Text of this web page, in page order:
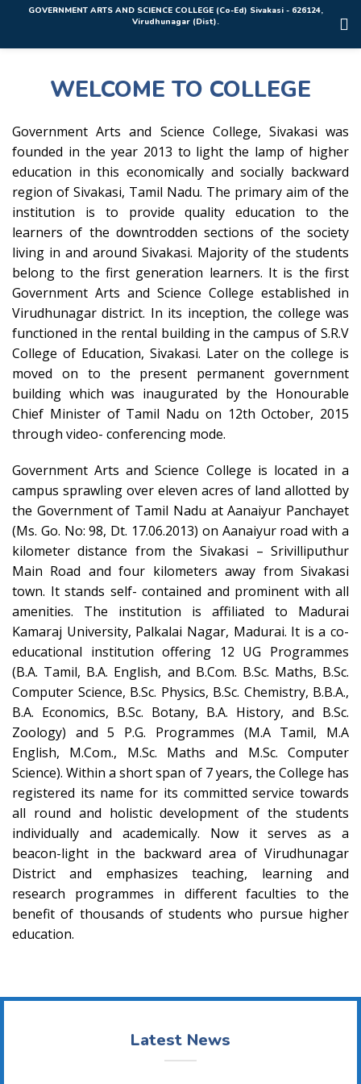
Rolex Replica Uhren Deutschland
GOVERNMENT ARTS AND SCIENCE COLLEGE (Co-Ed) Sivakasi - 626124,
Virudhunagar (Dist).
WELCOME TO COLLEGE
Government Arts and Science College, Sivakasi was
founded in the year 2013 to light the lamp of higher
education in this economically and socially backward
region of Sivakasi, Tamil Nadu. The primary aim of the
institution is to provide quality education to the
learners of the downtrodden sections of the society
living in and around Sivakasi. Majority of the students
belong to the first generation learners. It is the first
Government Arts and Science College established in
Virudhunagar district. In its inception, the college was
functioned in the rental building in the campus of S.R.V
College of Education, Sivakasi. Later on the college is
moved on to the present permanent government
building which was inaugurated by the Honourable
Chief Minister of Tamil Nadu on 12th October, 2015
through video- conferencing mode.
Government Arts and Science College is located in a
campus sprawling over eleven acres of land allotted by
the Government of Tamil Nadu at Aanaiyur Panchayet
(Ms. Go. No: 98, Dt. 17.06.2013) on Aanaiyur road with a
kilometer distance from the Sivakasi – Srivilliputhur
Main Road and four kilometers away from Sivakasi
town. It stands self- contained and prominent with all
amenities. The institution is affiliated to Madurai
Kamaraj University, Palkalai Nagar, Madurai. It is a co-
educational institution offering 12 UG Programmes
(B.A. Tamil, B.A. English, and B.Com. B.Sc. Maths, B.Sc.
Computer Science, B.Sc. Physics, B.Sc. Chemistry, B.B.A.,
B.A. Economics, B.Sc. Botany, B.A. History, and B.Sc.
Zoology) and 5 P.G. Programmes (M.A Tamil, M.A
English, M.Com., M.Sc. Maths and M.Sc. Computer
Science). Within a short span of 7 years, the College has
registered its name for its committed service towards
all round and holistic development of the students
individually and academically. Now it serves as a
beacon-light in the backward area of Virudhunagar
District and emphasizes teaching, learning and
research programmes in different faculties to the
benefit of thousands of students who pursue higher
education.
Latest News